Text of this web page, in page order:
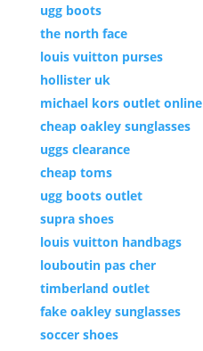
ugg boots
the north face
louis vuitton purses
hollister uk
michael kors outlet online
cheap oakley sunglasses
uggs clearance
cheap toms
ugg boots outlet
supra shoes
louis vuitton handbags
louboutin pas cher
timberland outlet
fake oakley sunglasses
soccer shoes